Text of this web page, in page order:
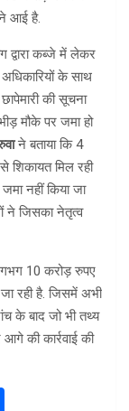
आई है.
द्वारा कब्जे में लेकर
अधिकारियों के साथ
की सूचना
मौके पर जमा हो
ने बताया कि 4
शिकायत मिल रही
नहीं किया जा
ने जिसका नेतृत्व
10 करोड़ रुपए
रही है. जिसमें अभी
के बाद जो भी तथ्य
की कार्रवाई की